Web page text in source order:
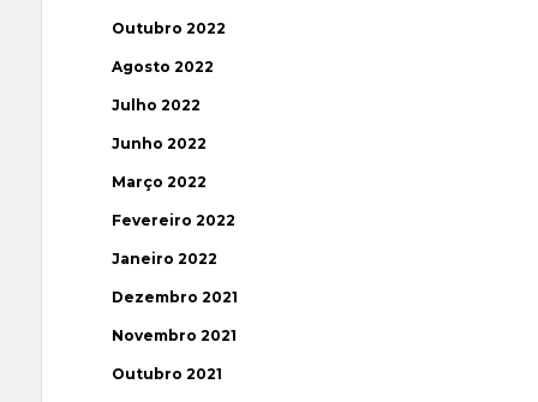
Outubro 2022
Agosto 2022
Julho 2022
Junho 2022
Março 2022
Fevereiro 2022
Janeiro 2022
Dezembro 2021
Novembro 2021
Outubro 2021